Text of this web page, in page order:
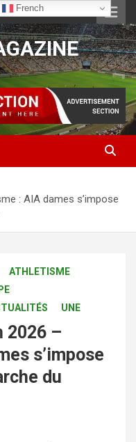
: AIA dames s’impose
ATHLETISME
UNE
2026 –
s’impose
du
French